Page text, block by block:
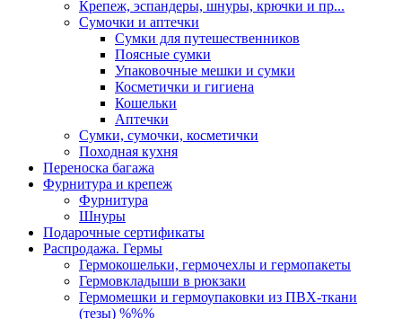
Крепеж, эспандеры, шнуры, крючки и пр...
Сумочки и аптечки
Сумки для путешественников
Поясные сумки
Упаковочные мешки и сумки
Косметички и гигиена
Кошельки
Аптечки
Сумки, сумочки, косметички
Походная кухня
Переноска багажа
Фурнитура и крепеж
Фурнитура
Шнуры
Подарочные сертификаты
Распродажа. Гермы
Гермокошельки, гермочехлы и гермопакеты
Гермовкладыши в рюкзаки
Гермомешки и гермоупаковки из ПВХ-ткани
(тезы) %%%